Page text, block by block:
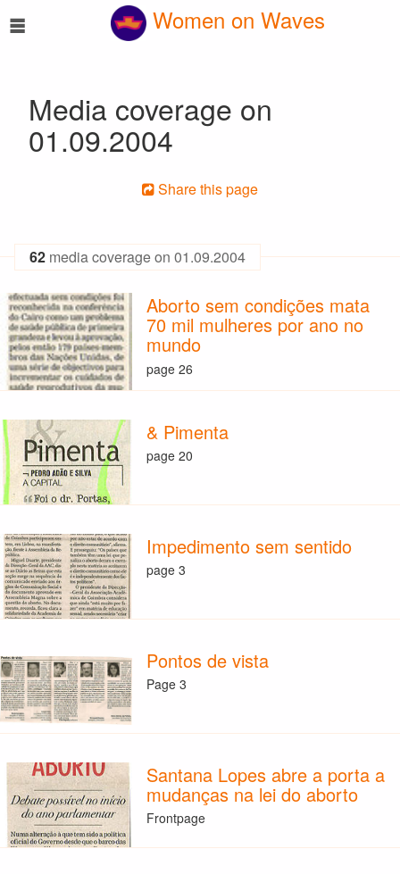
☰ Women on Waves
Media coverage on
01.09.2004
Share this page
62 media coverage on 01.09.2004
Aborto sem condições mata
70 mil mulheres por ano no
mundo
page 26
& Pimenta
page 20
Impedimento sem sentido
page 3
Pontos de vista
Page 3
Santana Lopes abre a porta a
mudanças na lei do aborto
Frontpage